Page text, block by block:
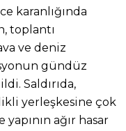
karanlığında
toplantı
ve deniz
gündüz
Saldırıda,
yerleşkesine çok
ağır hasar